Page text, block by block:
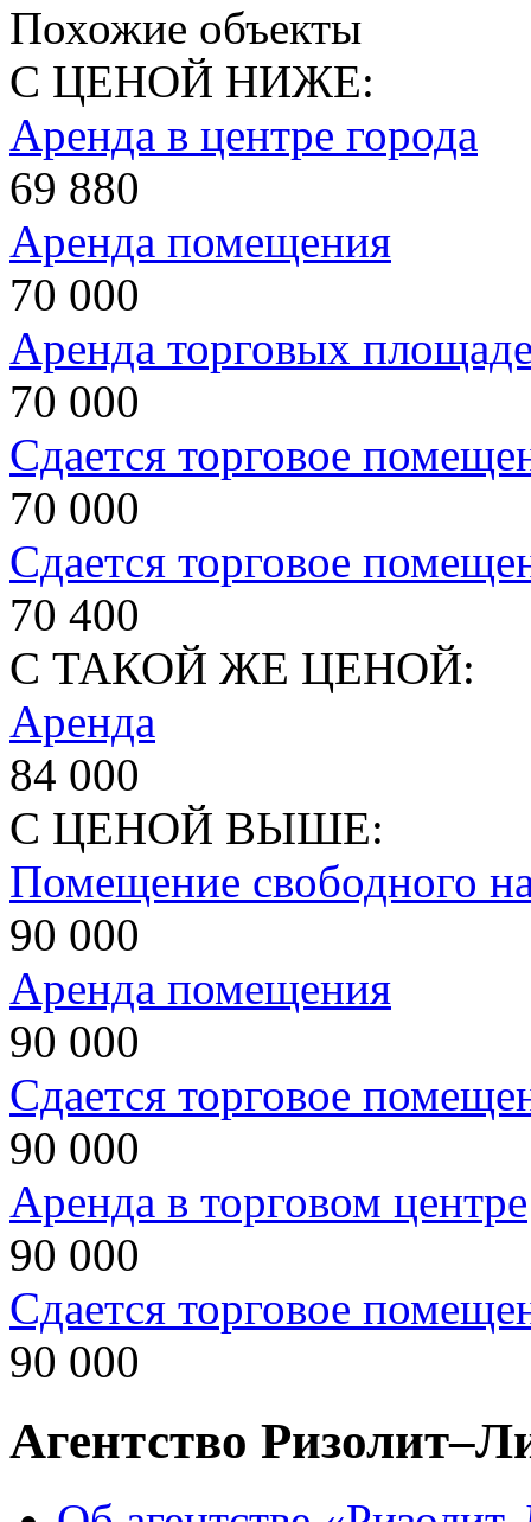
Похожие объекты
С ЦЕНОЙ НИЖЕ:
Аренда в центре города
69 880
Аренда помещения
70 000
Аренда торговых
70 000
Сдается торговое
70 000
Сдается торговое
70 400
С ТАКОЙ ЖЕ ЦЕНОЙ:
Аренда
84 000
С ЦЕНОЙ ВЫШЕ:
Помещение свободного
90 000
Аренда помещения
90 000
Сдается торговое
90 000
Аренда в торговом центре
90 000
Сдается торговое
90 000
Агентство